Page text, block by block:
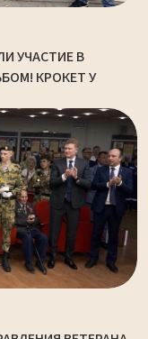
УЧАСТИЕ В
КРОКЕТ У